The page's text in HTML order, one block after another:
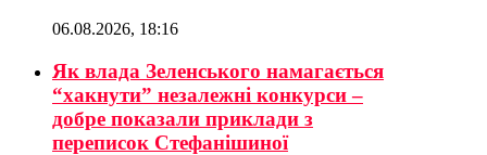
06.08.2026, 18:16
Як влада Зеленського намагається
“хакнути” незалежні конкурси –
добре показали приклади з
переписок Стефанішиної